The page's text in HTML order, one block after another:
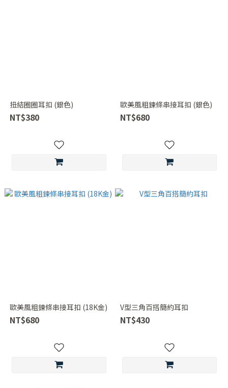
扭結圈圈耳扣 (銀色)
NT$380
歐美風粗鍊條串接耳扣 (銀色)
NT$680
歐美風粗鍊條串接耳扣 (18K金)
NT$680
V型三角百搭簡約耳扣
NT$430